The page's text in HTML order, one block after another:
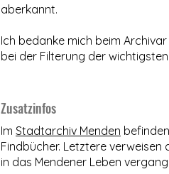
aberkannt.
Ich bedanke mich beim
bei der Filterung der
Zusatzinfos
Im Stadtarchiv Menden
Findbücher. Letztere verweisen
in das Mendener Leben